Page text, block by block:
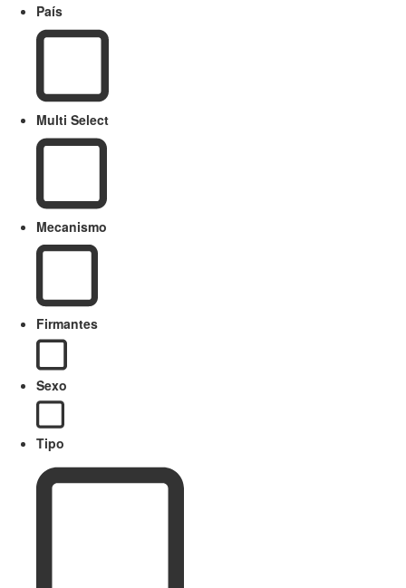
País
Multi Select
Mecanismo
Firmantes
Sexo
Tipo